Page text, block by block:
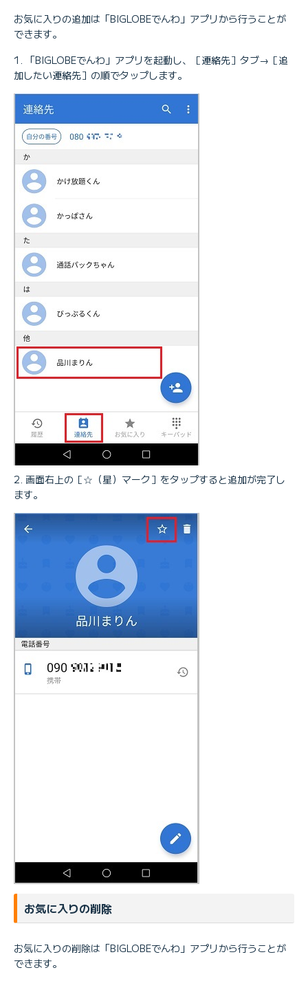
お気に入りの追加は「BIGLOBEでんわ」アプリから行うことが
できます。
「BIGLOBEでんわ」アプリを起動し、［連絡先］タブ→［追
加したい連絡先］の順でタップします。
画面右上の［☆（星）マーク］をタップすると追加が完了し
ます。
お気に入りの削除
お気に入りの削除は「BIGLOBEでんわ」アプリから行うことが
できます。